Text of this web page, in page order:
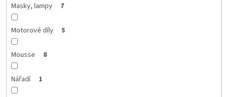
Masky, lampy 7
Motorové díly 5
Mousse 8
Nářadí 1